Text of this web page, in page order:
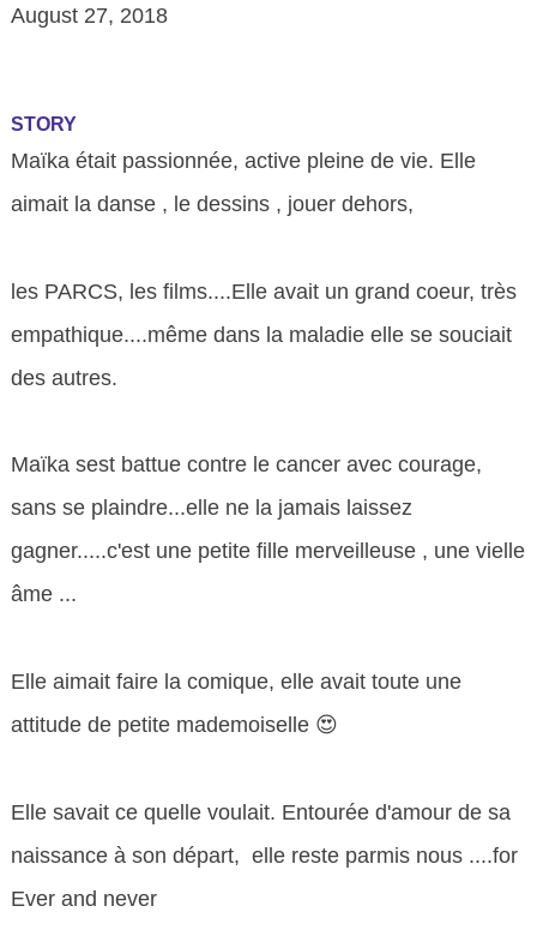
August 27, 2018
STORY
Maïka était passionnée, active pleine de vie. Elle
aimait la danse , le dessins , jouer dehors,
les PARCS, les films....Elle avait un grand coeur, très
empathique....même dans la maladie elle se souciait
des autres.
Maïka sest battue contre le cancer avec courage,
sans se plaindre...elle ne la jamais laissez
gagner.....c'est une petite fille merveilleuse , une vielle
âme ...
Elle aimait faire la comique, elle avait toute une
attitude de petite mademoiselle 😍
Elle savait ce quelle voulait. Entourée d'amour de sa
naissance à son départ, elle reste parmis nous ....for
Ever and never